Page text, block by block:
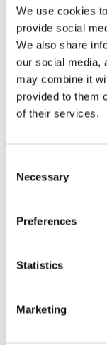
We use cookies
provide social
We also share
our social media,
may combine it
provided to them
of their services.
Selection
Necessary
Preferences
Statistics
Marketing